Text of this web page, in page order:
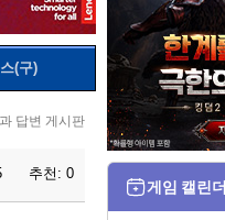
(구)
답변 게시판
추천: 0
게임 캘린더